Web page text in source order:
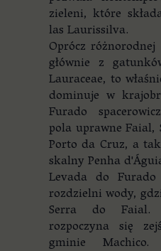
zieleni, które
las Laurissilva.
Oprócz
głównie z
Lauraceae, to
dominuje w
Furado
pola uprawne Faial,
Porto da Cruz, a
skalny Penha
Levada do
rozdzielni wody,
Serra do
rozpoczyna się
gminie Machico.